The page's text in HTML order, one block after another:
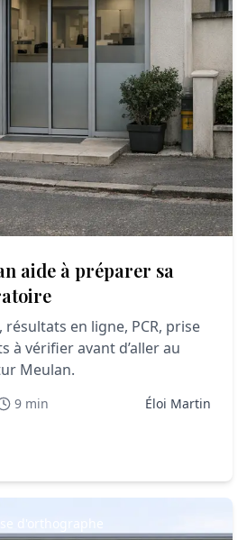
aide à préparer sa
en ligne, PCR, prise
à vérifier avant d’aller au
Meulan.
9 min Éloi Martin
d'orthographe